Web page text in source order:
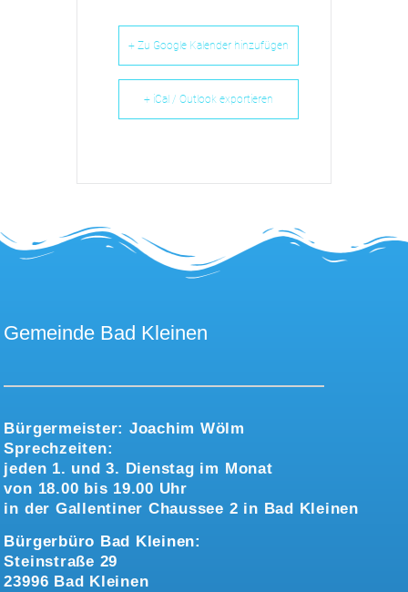
+ Zu Google Kalender hinzufügen
+ iCal / Outlook exportieren
Gemeinde Bad Kleinen
Bürgermeister: Joachim Wölm
Sprechzeiten:
jeden 1. und 3. Dienstag im Monat
von 18.00 bis 19.00 Uhr
in der Gallentiner Chaussee 2 in Bad Kleinen
Bürgerbüro Bad Kleinen:
Steinstraße 29
23996 Bad Kleinen